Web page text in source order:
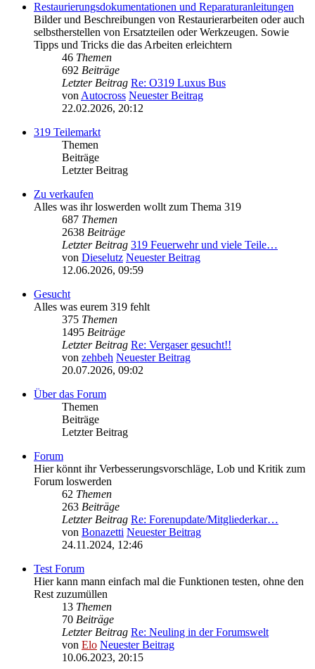
Restaurierungsdokumentationen und Reparaturanleitungen
Bilder und Beschreibungen von Restaurierarbeiten oder auch
selbstherstellen von Ersatzteilen oder Werkzeugen. Sowie
Tipps und Tricks die das Arbeiten erleichtern
46 Themen
692 Beiträge
Letzter Beitrag Re: O319 Luxus Bus
von Autocross Neuester Beitrag
22.02.2026, 20:12
319 Teilemarkt
Themen
Beiträge
Letzter Beitrag
Zu verkaufen
Alles was ihr loswerden wollt zum Thema 319
687 Themen
2638 Beiträge
Letzter Beitrag 319 Feuerwehr und viele Teile…
von Dieselutz Neuester Beitrag
12.06.2026, 09:59
Gesucht
Alles was eurem 319 fehlt
375 Themen
1495 Beiträge
Letzter Beitrag Re: Vergaser gesucht!!
von zehbeh Neuester Beitrag
20.07.2026, 09:02
Über das Forum
Themen
Beiträge
Letzter Beitrag
Forum
Hier könnt ihr Verbesserungsvorschläge, Lob und Kritik zum
Forum loswerden
62 Themen
263 Beiträge
Letzter Beitrag Re: Forenupdate/Mitgliederkar…
von Bonazetti Neuester Beitrag
24.11.2024, 12:46
Test Forum
Hier kann mann einfach mal die Funktionen testen, ohne den
Rest zuzumüllen
13 Themen
70 Beiträge
Letzter Beitrag Re: Neuling in der Forumswelt
von Elo Neuester Beitrag
10.06.2023, 20:15